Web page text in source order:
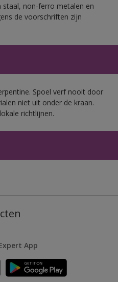
staal, non-ferro metalen en
de voorschriften zijn
Spoel verf nooit door
niet uit onder de kraan.
richtlijnen.
App